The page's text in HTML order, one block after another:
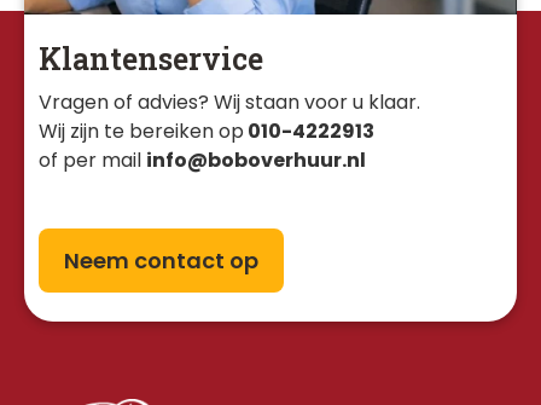
Klantenservice
Vragen of advies? Wij staan voor u klaar.
Wij zijn te bereiken op 010-4222913
of per mail info@boboverhuur.nl
Neem contact op